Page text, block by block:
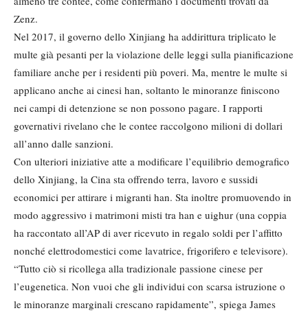
Zenz.
Nel 2017, il governo dello Xinjiang ha addirittura triplicato le
multe già pesanti per la violazione delle leggi sulla pianificazione
familiare anche per i residenti più poveri. Ma, mentre le multe si
applicano anche ai cinesi han, soltanto le minoranze finiscono
nei campi di detenzione se non possono pagare. I rapporti
governativi rivelano che le contee raccolgono milioni di dollari
all’anno dalle sanzioni.
Con ulteriori iniziative atte a modificare l’equilibrio demografico
dello Xinjiang, la Cina sta offrendo terra, lavoro e sussidi
economici per attirare i migranti han. Sta inoltre promuovendo in
modo aggressivo i matrimoni misti tra han e uighur (una coppia
ha raccontato all’AP di aver ricevuto in regalo soldi per l’affitto
nonché elettrodomestici come lavatrice, frigorifero e televisore).
“Tutto ciò si ricollega alla tradizionale passione cinese per
l’eugenetica. Non vuoi che gli individui con scarsa istruzione o
le minoranze marginali crescano rapidamente”, spiega James